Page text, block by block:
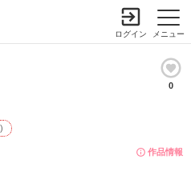
メニュー
ログイン
0
作品情報